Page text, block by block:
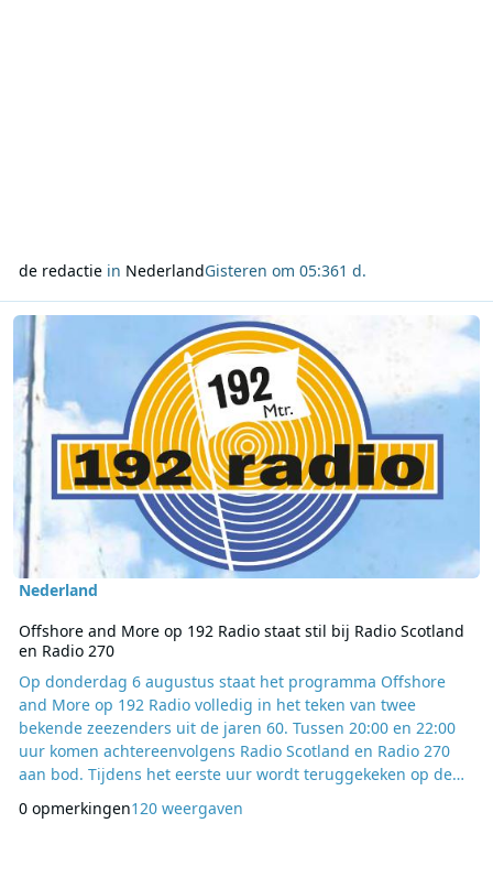
de redactiein NederlandGisteren om 05:361 d.
Lees meer over Offshore and More op 192 Radio staat stil bij
Nederland
Offshore and More op 192 Radio staat stil bij Radio Scotland
en Radio 270
Op donderdag 6 augustus staat het programma Offshore
and More op 192 Radio volledig in het teken van twee
bekende zeezenders uit de jaren 60. Tussen 20:00 en 22:00
uur komen achtereenvolgens Radio Scotland en Radio 270
aan bod. Tijdens het eerste uur wordt teruggekeken op de
geschiedenis van Radio Scotland. Deze zeezender was
destijds in het noordwesten van Nederland goed te
0 opmerkingen120 weergaven